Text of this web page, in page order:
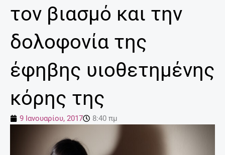
τον βιασμό και την
δολοφονία της
έφηβης υιοθετημένης
κόρης της
9 Ιανουαρίου, 2017 8:40 πμ